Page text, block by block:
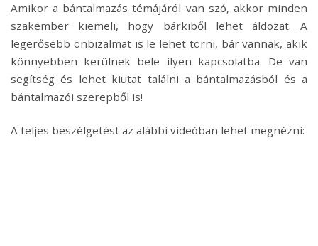
Amikor a bántalmazás témájáról van szó, akkor minden
szakember kiemeli, hogy bárkiből lehet áldozat. A
legerősebb önbizalmat is le lehet törni, bár vannak, akik
könnyebben kerülnek bele ilyen kapcsolatba. De van
segítség és lehet kiutat találni a bántalmazásból és a
bántalmazói szerepből is!
A teljes beszélgetést az alábbi videóban lehet megnézni: